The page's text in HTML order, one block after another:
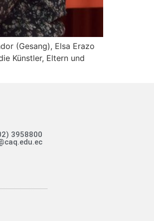
(Gesang), Elsa Erazo
Künstler, Eltern und
3958800